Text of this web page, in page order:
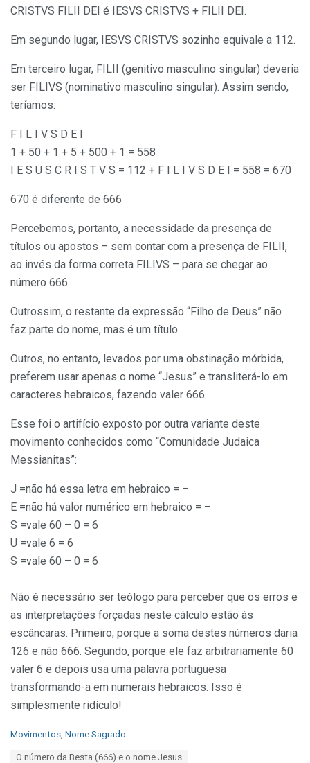
CRISTVS FILII DEI é IESVS CRISTVS + FILII DEI.
Em segundo lugar, IESVS CRISTVS sozinho equivale a 112.
Em terceiro lugar, FILII (genitivo masculino singular) deveria
ser FILIVS (nominativo masculino singular). Assim sendo,
teríamos:
F I L I V S D E I
1 + 50 + 1 + 5 + 500 + 1 = 558
I E S U S C R I S T V S = 112 + F I L I V S D E I = 558 = 670
670 é diferente de 666
Percebemos, portanto, a necessidade da presença de
títulos ou apostos – sem contar com a presença de FILII,
ao invés da forma correta FILIVS – para se chegar ao
número 666.
Outrossim, o restante da expressão “Filho de Deus” não
faz parte do nome, mas é um título.
Outros, no entanto, levados por uma obstinação mórbida,
preferem usar apenas o nome “Jesus” e transliterá-lo em
caracteres hebraicos, fazendo valer 666.
Esse foi o artifício exposto por outra variante deste
movimento conhecidos como “Comunidade Judaica
Messianitas”:
J =não há essa letra em hebraico = –
E =não há valor numérico em hebraico = –
S =vale 60 – 0 = 6
U =vale 6 = 6
S =vale 60 – 0 = 6
Não é necessário ser teólogo para perceber que os erros e
as interpretações forçadas neste cálculo estão às
escâncaras. Primeiro, porque a soma destes números daria
126 e não 666. Segundo, porque ele faz arbitrariamente 60
valer 6 e depois usa uma palavra portuguesa
transformando-a em numerais hebraicos. Isso é
simplesmente ridículo!
C
Movimentos Nome Sagrado
O número da Besta (666) e o nome Jesus